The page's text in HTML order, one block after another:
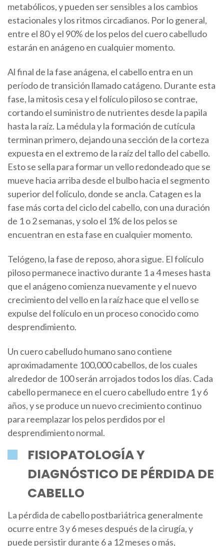
metabólicos, y pueden ser sensibles a los cambios
estacionales y los ritmos circadianos. Por lo general,
entre el 80 y el 90% de los pelos del cuero cabelludo
estarán en anágeno en cualquier momento.
Al final de la fase anágena, el cabello entra en un
período de transición llamado catágeno. Durante esta
fase, la mitosis cesa y el folículo piloso se contrae,
cortando el suministro de nutrientes desde la papila
hasta la raíz. La médula y la formación de cutícula
terminan primero, dejando una sección de la corteza
expuesta en el extremo de la raíz del tallo del cabello.
Esto se sella para formar un vello redondeado que se
mueve hacia arriba desde el bulbo hacia el segmento
superior del folículo, donde se ancla. Catagen es la
fase más corta del ciclo del cabello, con una duración
de 1 o 2 semanas, y solo el 1% de los pelos se
encuentran en esta fase en cualquier momento.
Telógeno, la fase de reposo, ahora sigue. El folículo
piloso permanece inactivo durante 1 a 4 meses hasta
que el anágeno comienza nuevamente y el nuevo
crecimiento del vello en la raíz hace que el vello se
expulse del folículo en un proceso conocido como
desprendimiento.
Un cuero cabelludo humano sano contiene
aproximadamente 100,000 cabellos, de los cuales
alrededor de 100 serán arrojados todos los días. Cada
cabello permanece en el cuero cabelludo entre 1 y 6
años, y se produce un nuevo crecimiento continuo
para reemplazar los pelos perdidos por el
desprendimiento normal.
FISIOPATOLOGÍA Y
DIAGNÓSTICO DE PÉRDIDA DE
CABELLO
La pérdida de cabello postbariátrica generalmente
ocurre entre 3 y 6 meses después de la cirugía, y
puede persistir durante 6 a 12 meses o más,